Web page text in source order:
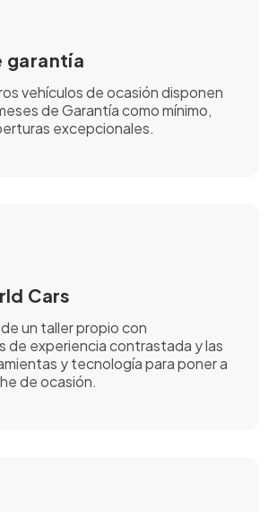
garantía
vehículos de ocasión disponen
de Garantía como mínimo,
excepcionales.
Cars
un taller propio con
de experiencia contrastada y las
y tecnología para poner a
de ocasión.